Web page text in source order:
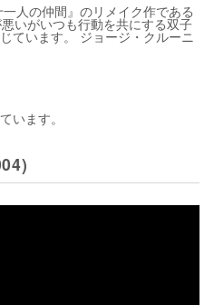
人の仲間』のリメイク作である
いがいつも行動を共にする双子
ています。 ジョージ・クルーニ
います。